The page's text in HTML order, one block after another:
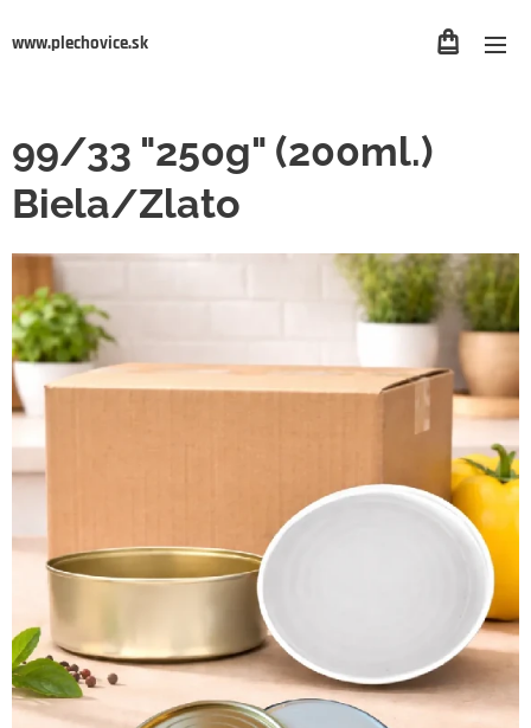
www.plechovice.sk
99/33 "250g" (200ml.)
Biela/Zlato